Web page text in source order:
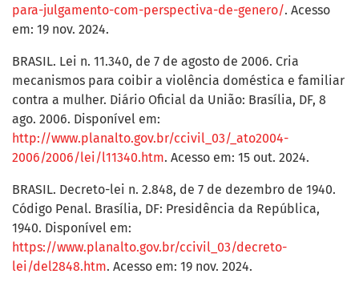
para-julgamento-com-perspectiva-de-genero/. Acesso
em: 19 nov. 2024.
BRASIL. Lei n. 11.340, de 7 de agosto de 2006. Cria
mecanismos para coibir a violência doméstica e familiar
contra a mulher. Diário Oficial da União: Brasília, DF, 8
ago. 2006. Disponível em:
http://www.planalto.gov.br/ccivil_03/_ato2004-
2006/2006/lei/l11340.htm. Acesso em: 15 out. 2024.
BRASIL. Decreto-lei n. 2.848, de 7 de dezembro de 1940.
Código Penal. Brasília, DF: Presidência da República,
1940. Disponível em:
https://www.planalto.gov.br/ccivil_03/decreto-
lei/del2848.htm. Acesso em: 19 nov. 2024.